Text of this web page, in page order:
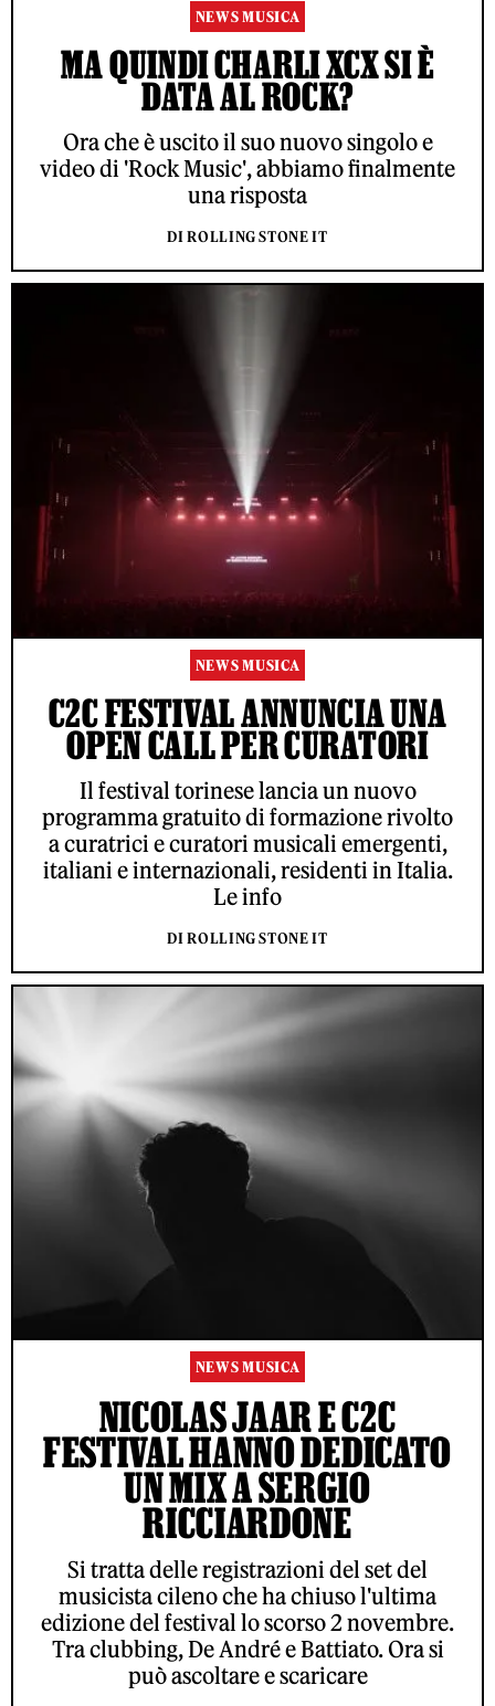
NEWS MUSICA
MA QUINDI CHARLI XCX SI È
DATA AL ROCK?
Ora che è uscito il suo nuovo singolo e
video di 'Rock Music', abbiamo finalmente
una risposta
DI ROLLING STONE IT
NEWS MUSICA
C2C FESTIVAL ANNUNCIA UNA
OPEN CALL PER CURATORI
Il festival torinese lancia un nuovo
programma gratuito di formazione rivolto
a curatrici e curatori musicali emergenti,
italiani e internazionali, residenti in Italia.
Le info
DI ROLLING STONE IT
NEWS MUSICA
NICOLAS JAAR E C2C
FESTIVAL HANNO DEDICATO
UN MIX A SERGIO
RICCIARDONE
Si tratta delle registrazioni del set del
musicista cileno che ha chiuso l'ultima
edizione del festival lo scorso 2 novembre.
Tra clubbing, De André e Battiato. Ora si
può ascoltare e scaricare